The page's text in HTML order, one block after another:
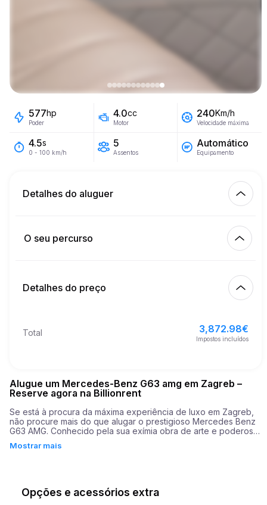
577hp
Poder
4.0cc
Motor
240Km/h
Velocidade máxima
4.5s
0 - 100 km/h
5
Assentos
Automático
Equipamento
Detalhes do aluguer
450.00
21
8,000.00 €
O seu percurso
Acabamento
Detalhes do preço
Total 3,872.98€
Impostos incluídos
Alugue um Mercedes-Benz G63 amg em Zagreb –
Reserve agora na Billionrent
Se está à procura da máxima experiência de luxo em Zagreb,
não procure mais do que alugar o prestigioso Mercedes Benz
G63 AMG. Conhecido pela sua exímia obra de arte e poderoso
com a robustez. Perfeito tanto para condução em cidade como
No coração desta máquina formidável está o seu motor V8 de
577 cavalos, que impulsiona o veículo com uma aceleração
Mostrar mais
Opções e acessórios extra